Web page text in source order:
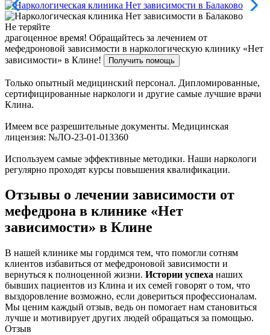
Не теряйте
драгоценное время! Обращайтесь за лечением от
мефедроновой зависимости в наркологическую клинику «Нет
зависимости» в Клине!
Получить помощь
Только опытный медицинский персонал. Дипломированные,
сертифицированные наркологи и другие самые лучшие врачи
Клина.
Имеем все разрешительные документы. Медицинская
лицензия: №ЛО-23-01-013360
Используем самые эффективные методики. Наши наркологи
регулярно проходят курсы повышения квалификации.
Отзывы о лечении зависимости от
мефедрона в клинике «Нет
зависимости» в Клине
В нашей клинике мы гордимся тем, что помогли сотням
клиентов избавиться от мефедроновой зависимости и
вернуться к полноценной жизни. Истории успеха наших
бывших пациентов из Клина и их семей говорят о том, что
выздоровление возможно, если довериться профессионалам.
Мы ценим каждый отзыв, ведь он помогает нам становиться
лучше и мотивирует других людей обращаться за помощью.
Отзыв